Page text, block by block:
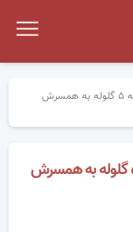
داستان عشق نفرین شده مردی که ۵ گلوله به همسرش
داستان عشق نفرین شده مردی که ۵ گلوله به همسرش